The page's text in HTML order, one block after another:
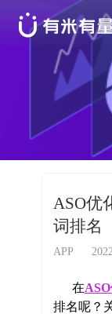
ASO优
词排名
APP
在
排名呢？